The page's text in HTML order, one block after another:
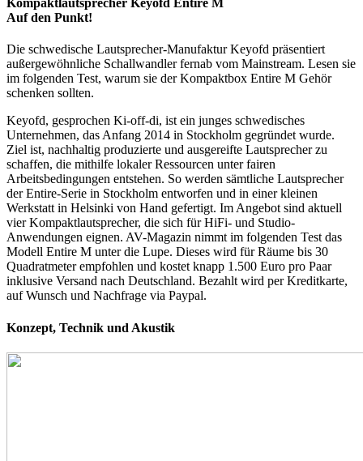
Kompaktlautsprecher Keyofd Entire M
Auf den Punkt!
Die schwedische Lautsprecher-Manufaktur Keyofd präsentiert
außergewöhnliche Schallwandler fernab vom Mainstream. Lesen sie
im folgenden Test, warum sie der Kompaktbox Entire M Gehör
schenken sollten.
Keyofd, gesprochen Ki-off-di, ist ein junges schwedisches
Unternehmen, das Anfang 2014 in Stockholm gegründet wurde.
Ziel ist, nachhaltig produzierte und ausgereifte Lautsprecher zu
schaffen, die mithilfe lokaler Ressourcen unter fairen
Arbeitsbedingungen entstehen. So werden sämtliche Lautsprecher
der Entire-Serie in Stockholm entworfen und in einer kleinen
Werkstatt in Helsinki von Hand gefertigt. Im Angebot sind aktuell
vier Kompaktlautsprecher, die sich für HiFi- und Studio-
Anwendungen eignen. AV-Magazin nimmt im folgenden Test das
Modell Entire M unter die Lupe. Dieses wird für Räume bis 30
Quadratmeter empfohlen und kostet knapp 1.500 Euro pro Paar
inklusive Versand nach Deutschland. Bezahlt wird per Kreditkarte,
auf Wunsch und Nachfrage via Paypal.
Konzept, Technik und Akustik